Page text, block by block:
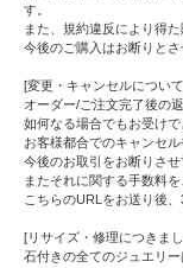
す。
また、規約違反により得
今後のご購入はお断りとさ
[変更・キャンセルについ
オーダー/ご注文完了後の
如何なる場合でもお受けで
お客様都合でのキャンセ
今後のお取引をお断りさせ
またそれに関する手数料を
こちらのURLをお送り後
[リサイズ・修理につきま
石付きの全てのジュエリ